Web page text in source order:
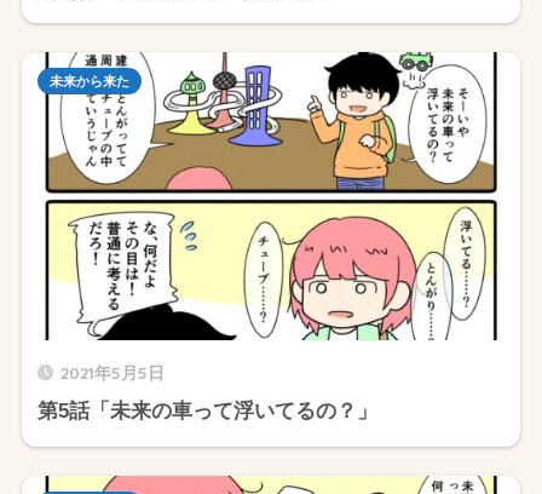
2021年5月5日
第5話「未来の車って浮いてるの？」
未来から来た